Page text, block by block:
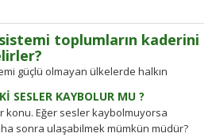
toplumların kaderini
güçlü olmayan ülkelerde halkın
tarihten bugüne toplumsal hareketleri
Detayları keşfedin!
SESLER KAYBOLUR MU ?
konu. Eğer sesler kaybolmuyorsa
sonra ulaşabilmek mümkün müdür?